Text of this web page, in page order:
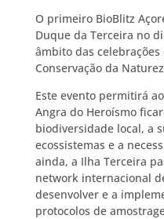
O primeiro BioBlitz
Duque da Terceira no
âmbito das
Conservação da
Este evento permitirá
Angra do Heroísmo
biodiversidade local, a
ecossistemas e a
ainda, a Ilha Terceira
network internacional
desenvolver e a
protocolos de